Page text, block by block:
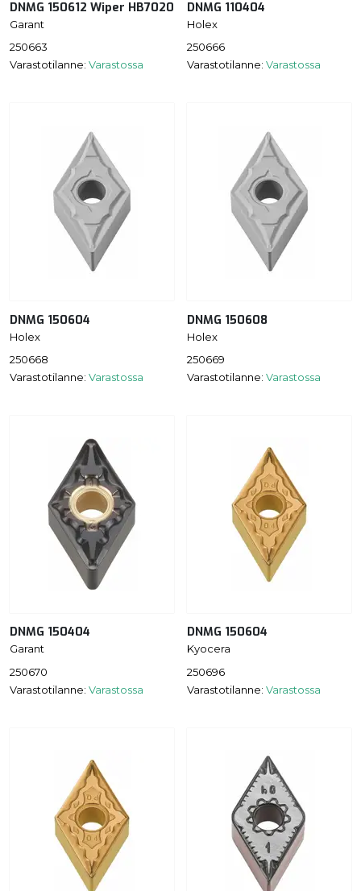
DNMG 150612 Wiper HB7020
Garant
250663
Varastotilanne: Varastossa
DNMG 110404
Holex
250666
Varastotilanne: Varastossa
DNMG 150604
Holex
250668
Varastotilanne: Varastossa
DNMG 150608
Holex
250669
Varastotilanne: Varastossa
DNMG 150404
Garant
250670
Varastotilanne: Varastossa
DNMG 150604
Kyocera
250696
Varastotilanne: Varastossa